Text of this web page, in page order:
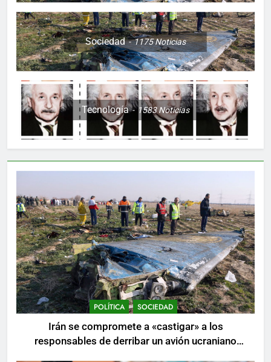
Sociedad 1175Noticias
Tecnología 1583Noticias
POLÍTICA SOCIEDAD
Irán se compromete a «castigar» a los
responsables de derribar un avión ucraniano